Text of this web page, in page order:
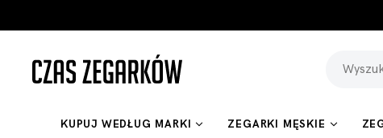
KUPUJ WEDŁUG MARKI ZEGARKI MĘSKIE